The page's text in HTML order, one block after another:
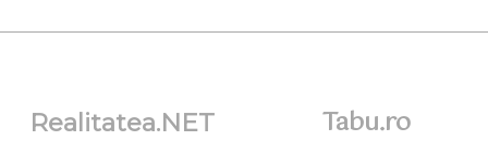
Realitatea.NET Tabu.ro